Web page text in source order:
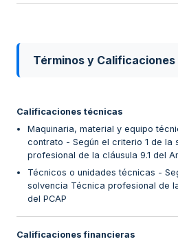
Términos y Calificaciones
Calificaciones técnicas
Maquinaria, material y equipo
contrato - Según el criterio 1 de la
profesional de la cláusula 9.1 del
Técnicos o unidades técnicas -
solvencia Técnica profesional de
del PCAP
Calificaciones financieras